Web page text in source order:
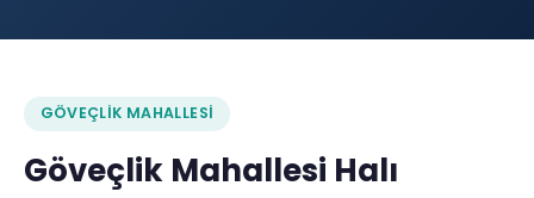
GÖVEÇLIK MAHALLESI
Göveçlik Mahallesi Halı